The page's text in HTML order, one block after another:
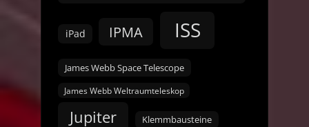
iPad IPMA ISS
James Webb Space Telescope
James Webb Weltraumteleskop
Jupiter Klemmbausteine